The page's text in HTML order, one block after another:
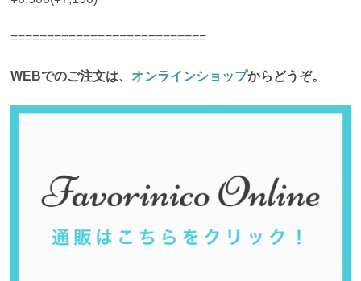
===========================
WEBでのご注文は、 オンラインショップからどうぞ。